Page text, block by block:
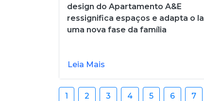
design do Apartamento A&E
ressignifica espaços e adapta o
uma nova fase da família
Leia Mais
1 2 3 4 5 6 7